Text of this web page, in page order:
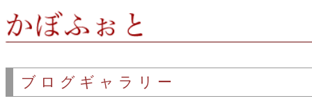
ブログギャラリー